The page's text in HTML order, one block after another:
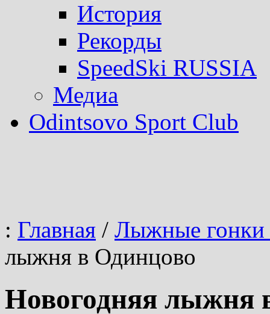
История
Рекорды
SpeedSki RUSSIA
Медиа
Odintsovo Sport Club
: Главная / Лыжные гонки
лыжня в Одинцово
Новогодняя лыжня